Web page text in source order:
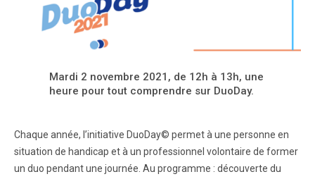
Mardi 2 novembre 2021, de 12h à 13h, une
heure pour tout comprendre sur DuoDay.
Chaque année, l’initiative DuoDay© permet à une personne en
situation de handicap et à un professionnel volontaire de former
un duo pendant une journée. Au programme : découverte du